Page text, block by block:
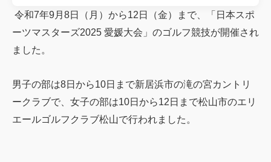
令和7年9月8日（月）から12日（金）まで、「日本スポ
ーツマスターズ2025 愛媛大会」のゴルフ競技が開催され
ました。
男子の部は8日から10日まで新居浜市の滝の宮カントリ
ークラブで、女子の部は10日から12日まで松山市のエリ
エールゴルフクラブ松山で行われました。